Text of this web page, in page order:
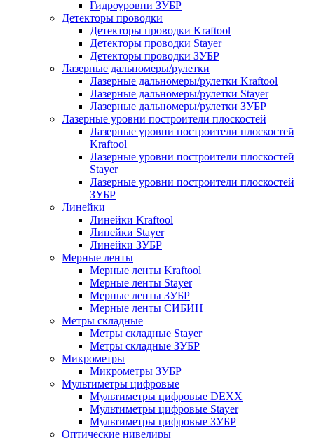
Гидроуровни ЗУБР
Детекторы проводки
Детекторы проводки Kraftool
Детекторы проводки Stayer
Детекторы проводки ЗУБР
Лазерные дальномеры/рулетки
Лазерные дальномеры/рулетки Kraftool
Лазерные дальномеры/рулетки Stayer
Лазерные дальномеры/рулетки ЗУБР
Лазерные уровни построители плоскостей
Лазерные уровни построители плоскостей
Kraftool
Лазерные уровни построители плоскостей
Stayer
Лазерные уровни построители плоскостей
ЗУБР
Линейки
Линейки Kraftool
Линейки Stayer
Линейки ЗУБР
Мерные ленты
Мерные ленты Kraftool
Мерные ленты Stayer
Мерные ленты ЗУБР
Мерные ленты СИБИН
Метры складные
Метры складные Stayer
Метры складные ЗУБР
Микрометры
Микрометры ЗУБР
Мультиметры цифровые
Мультиметры цифровые DEXX
Мультиметры цифровые Stayer
Мультиметры цифровые ЗУБР
Оптические нивелиры